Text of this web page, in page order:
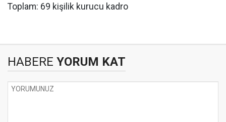
Toplam: 69 kişilik kurucu kadro
HABERE YORUM KAT